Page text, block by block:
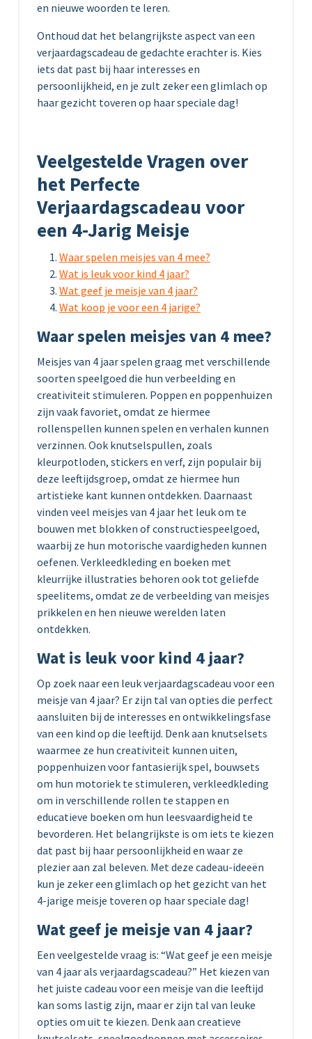
en nieuwe woorden te leren.
Onthoud dat het belangrijkste aspect van een
verjaardagscadeau de gedachte erachter is. Kies
iets dat past bij haar interesses en
persoonlijkheid, en je zult zeker een glimlach op
haar gezicht toveren op haar speciale dag!
Veelgestelde Vragen over
het Perfecte
Verjaardagscadeau voor
een 4-Jarig Meisje
Waar spelen meisjes van 4 mee?
Wat is leuk voor kind 4 jaar?
Wat geef je meisje van 4 jaar?
Wat koop je voor een 4 jarige?
Waar spelen meisjes van 4 mee?
Meisjes van 4 jaar spelen graag met verschillende
soorten speelgoed die hun verbeelding en
creativiteit stimuleren. Poppen en poppenhuizen
zijn vaak favoriet, omdat ze hiermee
rollenspellen kunnen spelen en verhalen kunnen
verzinnen. Ook knutselspullen, zoals
kleurpotloden, stickers en verf, zijn populair bij
deze leeftijdsgroep, omdat ze hiermee hun
artistieke kant kunnen ontdekken. Daarnaast
vinden veel meisjes van 4 jaar het leuk om te
bouwen met blokken of constructiespeelgoed,
waarbij ze hun motorische vaardigheden kunnen
oefenen. Verkleedkleding en boeken met
kleurrijke illustraties behoren ook tot geliefde
speelitems, omdat ze de verbeelding van meisjes
prikkelen en hen nieuwe werelden laten
ontdekken.
Wat is leuk voor kind 4 jaar?
Op zoek naar een leuk verjaardagscadeau voor een
meisje van 4 jaar? Er zijn tal van opties die perfect
aansluiten bij de interesses en ontwikkelingsfase
van een kind op die leeftijd. Denk aan knutselsets
waarmee ze hun creativiteit kunnen uiten,
poppenhuizen voor fantasierijk spel, bouwsets
om hun motoriek te stimuleren, verkleedkleding
om in verschillende rollen te stappen en
educatieve boeken om hun leesvaardigheid te
bevorderen. Het belangrijkste is om iets te kiezen
dat past bij haar persoonlijkheid en waar ze
plezier aan zal beleven. Met deze cadeau-ideeën
kun je zeker een glimlach op het gezicht van het
4-jarige meisje toveren op haar speciale dag!
Wat geef je meisje van 4 jaar?
Een veelgestelde vraag is: “Wat geef je een meisje
van 4 jaar als verjaardagscadeau?” Het kiezen van
het juiste cadeau voor een meisje van die leeftijd
kan soms lastig zijn, maar er zijn tal van leuke
opties om uit te kiezen. Denk aan creatieve